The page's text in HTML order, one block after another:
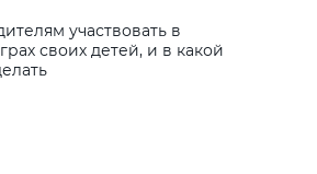
участвовать в
своих детей, и в какой